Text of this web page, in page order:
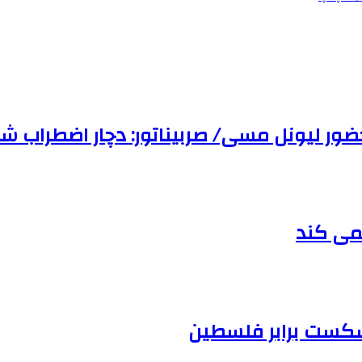
لیونل مسی/ صربیناتور: دچار اضطراب
کند
برابر فلسطین